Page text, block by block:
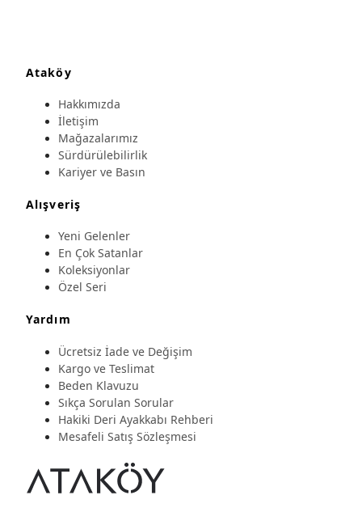
Ataköy
Hakkımızda
İletişim
Mağazalarımız
Sürdürülebilirlik
Kariyer ve Basın
Alışveriş
Yeni Gelenler
En Çok Satanlar
Koleksiyonlar
Özel Seri
Yardım
Ücretsiz İade ve Değişim
Kargo ve Teslimat
Beden Klavuzu
Sıkça Sorulan Sorular
Hakiki Deri Ayakkabı Rehberi
Mesafeli Satış Sözleşmesi